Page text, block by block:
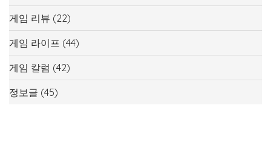
게임 리뷰 (22)
게임 라이프 (44)
게임 칼럼 (42)
정보글 (45)